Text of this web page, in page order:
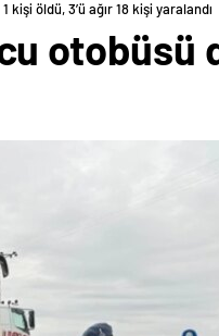
öldü, 3’ü ağır 18 kişi yaralandı
otobüsü